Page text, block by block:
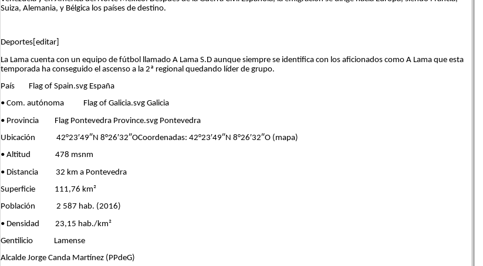
Suiza, Alemania, y Bélgica los países de destino.
Deportes[editar]
La Lama cuenta con un equipo de fútbol llamado A Lama S.D aunque siempre se identifica con los aficionados como A Lama que esta
temporada ha conseguido el ascenso a la 2ª regional quedando líder de grupo.
País Flag of Spain.svg España
• Com. autónoma Flag of Galicia.svg Galicia
• Provincia Flag Pontevedra Province.svg Pontevedra
Ubicación 42°23′49″N 8°26′32″OCoordenadas: 42°23′49″N 8°26′32″O (mapa)
• Altitud 478 msnm
• Distancia 32 km a Pontevedra
Superficie 111,76 km²
Población 2 587 hab. (2016)
• Densidad 23,15 hab./km²
Gentilicio Lamense
Alcalde Jorge Canda Martínez (PPdeG)